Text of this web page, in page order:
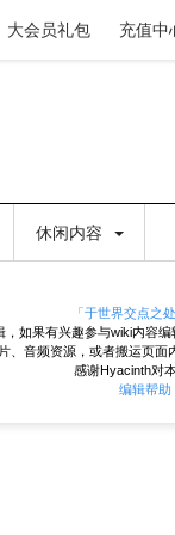
大会员礼包 充值中
休闲内容
「于世界交点之
如果有兴趣参与wiki内容
、音频资源，或者搬运页面
感谢Hyacinth对
编辑帮助